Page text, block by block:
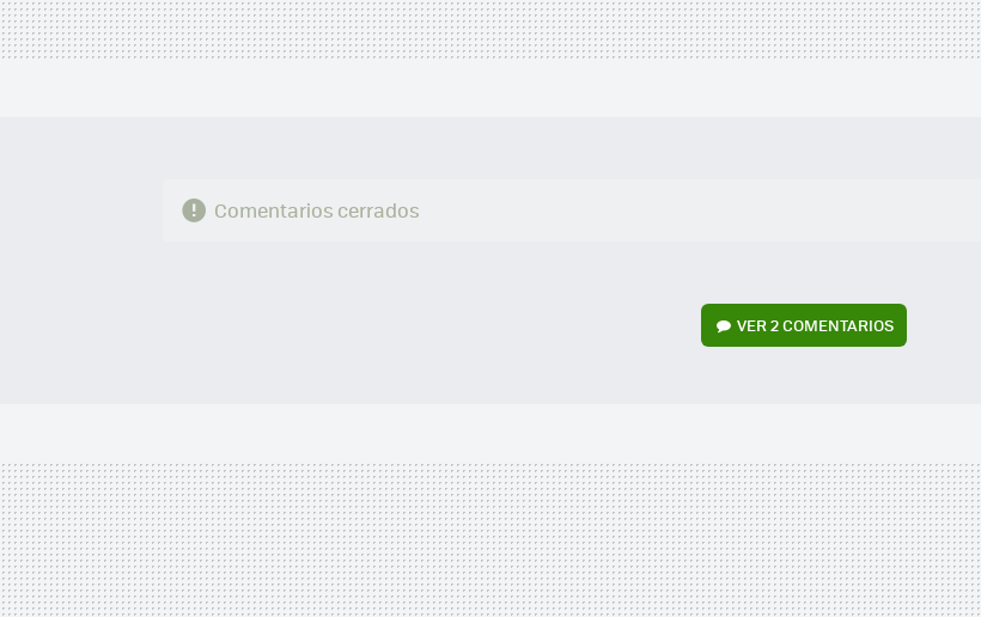
Comentarios cerrados
VER2 COMENTARIOS